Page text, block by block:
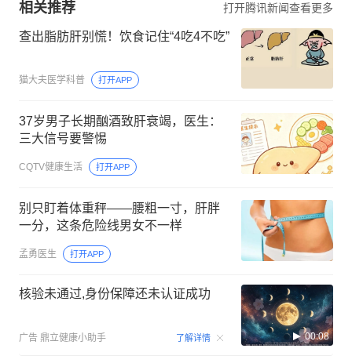
相关推荐 打开腾讯新闻查看更多
查出脂肪肝别慌！饮食记住“4吃4不吃”
猫大夫医学科普 打开APP
37岁男子长期酗酒致肝衰竭，医生：
三大信号要警惕
CQTV健康生活 打开APP
别只盯着体重秤——腰粗一寸，肝胖
一分，这条危险线男女不一样
孟勇医生 打开APP
核验未通过,身份保障还未认证成功
广告 鼎立健康小助手 了解详情 00:08